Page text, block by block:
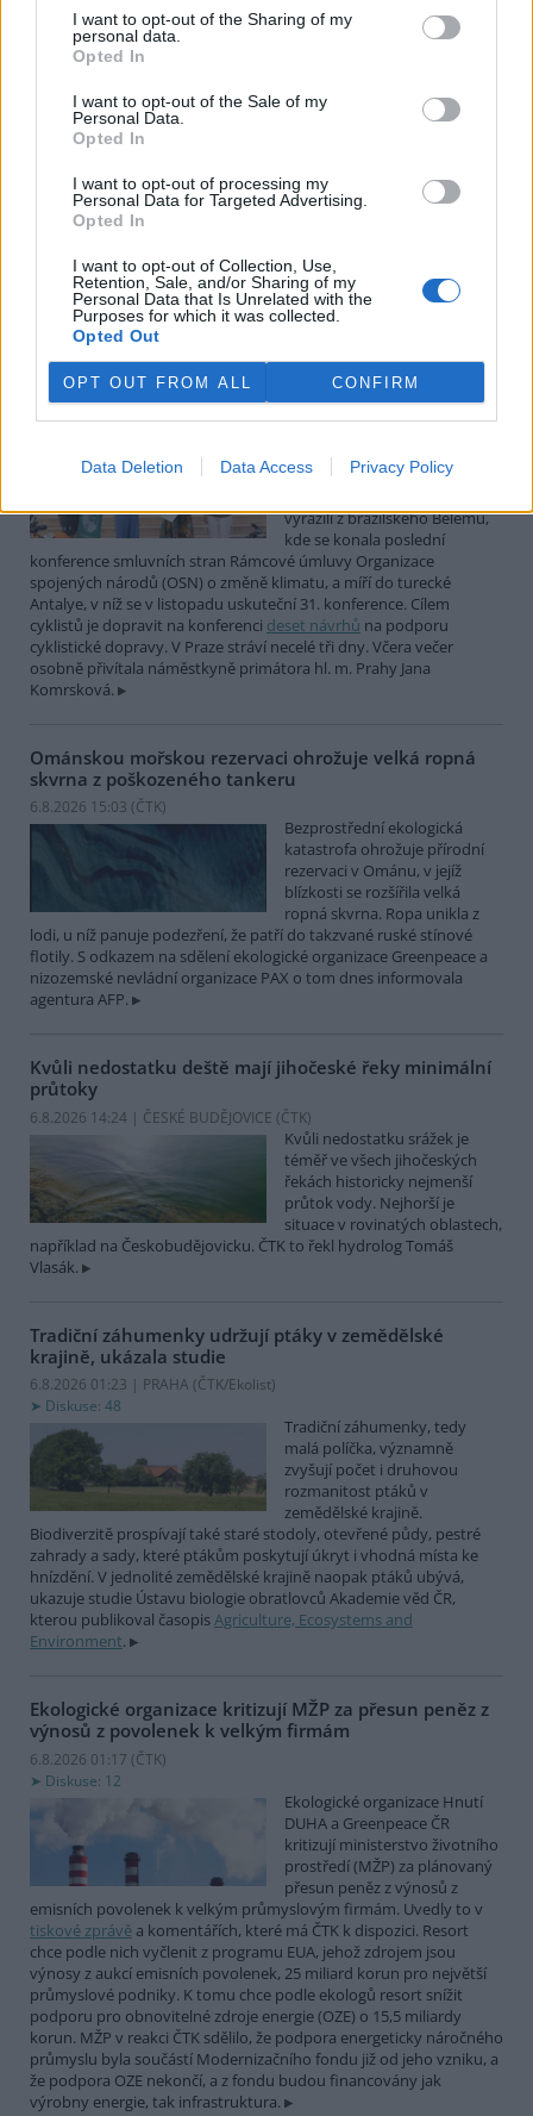
I want to opt-out of the Sharing of my
personal data.
Opted In
I want to opt-out of the Sale of my
Personal Data.
Opted In
I want to opt-out of processing my
Personal Data for Targeted Advertising.
Opted In
I want to opt-out of Collection, Use,
Retention, Sale, and/or Sharing of my
Personal Data that Is Unrelated with the
Purposes for which it was collected.
Opted Out
OPT OUT FROM ALL CONFIRM
Data Deletion Data Access Privacy Policy
Veterináři v horku ošetřují více zvířat, ohrožení jsou psi
se zploštělým čumákem
Veterináři v současných
vedrech ošetřují více zvířat.
krátkou lebkou a zploštělým
čumákem, jako jsou například mopsi nebo buldočci, starší jedinci a
zvířata se srdečním onemocněním. Jejich majitelé pro ně
dehydrataci nebo kolapsu. ČTK to sdělila viceprezidentka Komory
veterinárních lékařů ČR Kateřina Valdhans.
Do Prahy dorazili jezdci cyklistické štafety, míří na
konferenci o klimatu
Do Prahy dnes dorazili jezdci
mezinárodní cyklistické štafety
vyrazili z brazilského Belému,
kde se konala poslední
konference smluvních stran Rámcové úmluvy Organizace
spojených národů (OSN) o změně klimatu, a míří do turecké
Antalye, v níž se v listopadu uskuteční 31. konference. Cílem
cyklistů je dopravit na konferenci deset návrhů na podporu
cyklistické dopravy. V Praze stráví necelé tři dny. Včera večer
osobně přivítala náměstkyně primátora hl. m. Prahy Jana
Komrsková.
Ománskou mořskou rezervaci ohrožuje velká ropná
skvrna z poškozeného tankeru
6.8.2026 15:03 (ČTK)
Bezprostřední ekologická
katastrofa ohrožuje přírodní
rezervaci v Ománu, v jejíž
blízkosti se rozšířila velká
ropná skvrna. Ropa unikla z
lodi, u níž panuje podezření, že patří do takzvané ruské stínové
flotily. S odkazem na sdělení ekologické organizace Greenpeace a
nizozemské nevládní organizace PAX o tom dnes informovala
agentura AFP.
Kvůli nedostatku deště mají jihočeské řeky minimální
průtoky
6.8.2026 14:24 | ČESKÉ BUDĚJOVICE (ČTK)
Kvůli nedostatku srážek je
téměř ve všech jihočeských
řekách historicky nejmenší
průtok vody. Nejhorší je
situace v rovinatých oblastech,
například na Českobudějovicku. ČTK to řekl hydrolog Tomáš
Vlasák.
Tradiční záhumenky udržují ptáky v zemědělské
krajině, ukázala studie
6.8.2026 01:23 | PRAHA (ČTK/Ekolist)
Diskuse: 48
Tradiční záhumenky, tedy
malá políčka, významně
zvyšují počet i druhovou
rozmanitost ptáků v
zemědělské krajině.
Biodiverzitě prospívají také staré stodoly, otevřené půdy, pestré
zahrady a sady, které ptákům poskytují úkryt i vhodná místa ke
hnízdění. V jednolité zemědělské krajině naopak ptáků ubývá,
ukazuje studie Ústavu biologie obratlovců Akademie věd ČR,
kterou publikoval časopisAgriculture, Ecosystems and
Environment.
Ekologické organizace kritizují MŽP za přesun peněz z
výnosů z povolenek k velkým firmám
6.8.2026 01:17 (ČTK)
Diskuse: 12
Ekologické organizace Hnutí
DUHA a Greenpeace ČR
kritizují ministerstvo životního
prostředí (MŽP) za plánovaný
přesun peněz z výnosů z
emisních povolenek k velkým průmyslovým firmám. Uvedly to v
tiskové zprávě a komentářích, které má ČTK k dispozici. Resort
chce podle nich vyčlenit z programu EUA, jehož zdrojem jsou
výnosy z aukcí emisních povolenek, 25 miliard korun pro největší
průmyslové podniky. K tomu chce podle ekologů resort snížit
podporu pro obnovitelné zdroje energie (OZE) o 15,5 miliardy
korun. MŽP v reakci ČTK sdělilo, že podpora energeticky náročného
průmyslu byla součástí Modernizačního fondu již od jeho vzniku, a
že podpora OZE nekončí, a z fondu budou financovány jak
výrobny energie, tak infrastruktura.